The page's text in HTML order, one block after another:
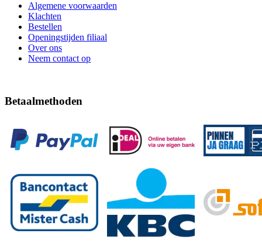
Algemene voorwaarden
Klachten
Bestellen
Openingstijden filiaal
Over ons
Neem contact op
Betaalmethoden